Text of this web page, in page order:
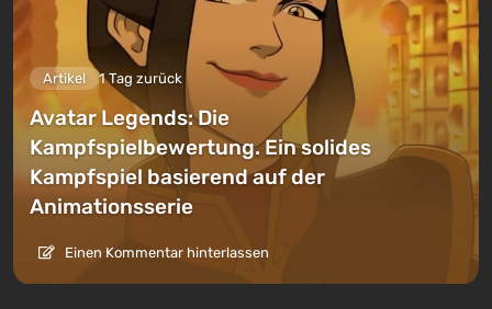
Artikel 1 Tag zurück
Avatar Legends: Die
Kampfspielbewertung. Ein solides
Kampfspiel basierend auf der
Animationsserie
Einen Kommentar hinterlassen